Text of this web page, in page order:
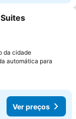
favoritos
da cidade
automática para
Ver preços